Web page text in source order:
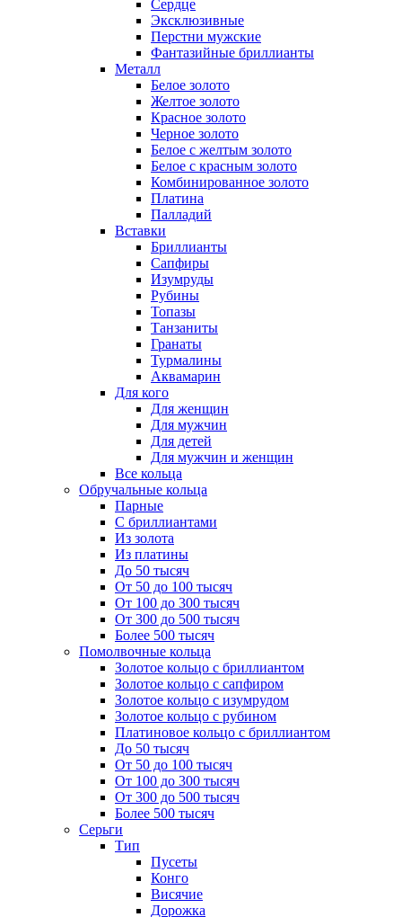
Сердце
Эксклюзивные
Перстни мужские
Фантазийные бриллианты
Металл
Белое золото
Желтое золото
Красное золото
Черное золото
Белое с желтым золото
Белое с красным золото
Комбинированное золото
Платина
Палладий
Вставки
Бриллианты
Сапфиры
Изумруды
Рубины
Топазы
Танзаниты
Гранаты
Турмалины
Аквамарин
Для кого
Для женщин
Для мужчин
Для детей
Для мужчин и женщин
Все кольца
Обручальные кольца
Парные
С бриллиантами
Из золота
Из платины
До 50 тысяч
От 50 до 100 тысяч
От 100 до 300 тысяч
От 300 до 500 тысяч
Более 500 тысяч
Помолвочные кольца
Золотое кольцо с бриллиантом
Золотое кольцо с сапфиром
Золотое кольцо с изумрудом
Золотое кольцо с рубином
Платиновое кольцо с бриллиантом
До 50 тысяч
От 50 до 100 тысяч
От 100 до 300 тысяч
От 300 до 500 тысяч
Более 500 тысяч
Серьги
Тип
Пусеты
Конго
Висячие
Дорожка